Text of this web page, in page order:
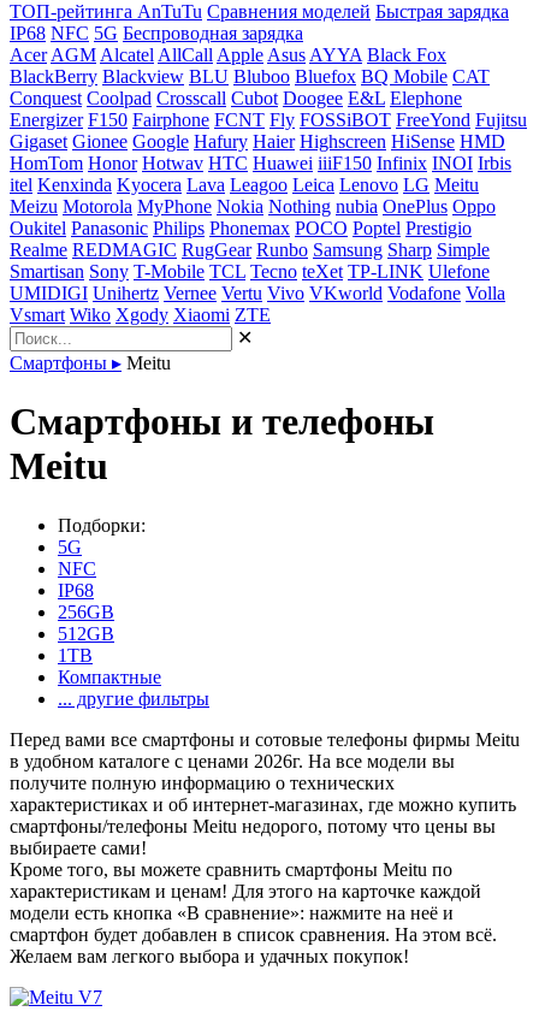
ТОП-рейтинга AnTuTu Сравнения моделей Быстрая зарядка
IP68 NFC 5G Беспроводная зарядка
Acer AGM Alcatel AllCall Apple Asus AYYA Black Fox
BlackBerry Blackview BLU Bluboo Bluefox BQ Mobile CAT
Conquest Coolpad Crosscall Cubot Doogee E&L Elephone
Energizer F150 Fairphone FCNT Fly FOSSiBOT FreeYond Fujitsu
Gigaset Gionee Google Hafury Haier Highscreen HiSense HMD
HomTom Honor Hotwav HTC Huawei iiiF150 Infinix INOI Irbis
itel Kenxinda Kyocera Lava Leagoo Leica Lenovo LG Meitu
Meizu Motorola MyPhone Nokia Nothing nubia OnePlus Oppo
Oukitel Panasonic Philips Phonemax POCO Poptel Prestigio
Realme REDMAGIC RugGear Runbo Samsung Sharp Simple
Smartisan Sony T-Mobile TCL Tecno teXet TP-LINK Ulefone
UMIDIGI Unihertz Vernee Vertu Vivo VKworld Vodafone Volla
Vsmart Wiko Xgody Xiaomi ZTE
✕
Смартфоны ▸ Meitu
Смартфоны и телефоны
Meitu
Подборки:
5G
NFC
IP68
256GB
512GB
1TB
Компактные
... другие фильтры
Перед вами все смартфоны и сотовые телефоны фирмы Meitu
в удобном каталоге с ценами 2026г. На все модели вы
получите полную информацию о технических
характеристиках и об интернет-магазинах, где можно купить
смартфоны/телефоны Meitu недорого, потому что цены вы
выбираете сами!
Кроме того, вы можете сравнить смартфоны Meitu по
характеристикам и ценам! Для этого на карточке каждой
модели есть кнопка «В сравнение»: нажмите на неё и
смартфон будет добавлен в список сравнения. На этом всё.
Желаем вам легкого выбора и удачных покупок!